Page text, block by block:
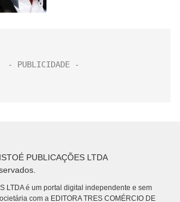
PUBLICAÇÕES LTDA
LTDA é um portal digital independente e sem
com a EDITORA TRES COMÉRCIO DE